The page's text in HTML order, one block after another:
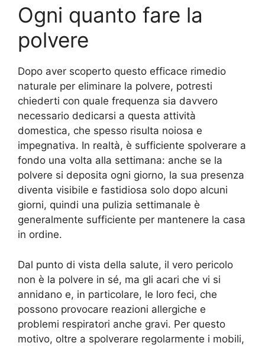
Ogni quanto fare la
polvere
Dopo aver scoperto questo efficace rimedio
naturale per eliminare la polvere, potresti
chiederti con quale frequenza sia davvero
necessario dedicarsi a questa attività
domestica, che spesso risulta noiosa e
impegnativa. In realtà, è sufficiente spolverare a
fondo una volta alla settimana: anche se la
polvere si deposita ogni giorno, la sua presenza
diventa visibile e fastidiosa solo dopo alcuni
giorni, quindi una pulizia settimanale è
generalmente sufficiente per mantenere la casa
in ordine.
Dal punto di vista della salute, il vero pericolo
non è la polvere in sé, ma gli acari che vi si
annidano e, in particolare, le loro feci, che
possono provocare reazioni allergiche e
problemi respiratori anche gravi. Per questo
motivo, oltre a spolverare regolarmente i mobili,